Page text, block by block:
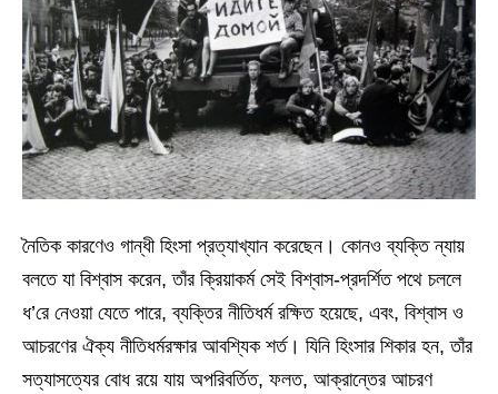
নৈতিক কারণেও গান্ধী হিংসা প্রত্যাখ্যান করেছেন। কোনও ব্যক্তি ন্যায়
বলতে যা বিশ্বাস করেন, তাঁর ক্রিয়াকর্ম সেই বিশ্বাস-প্রদর্শিত পথে চললে
ধ’রে নেওয়া যেতে পারে, ব্যক্তির নীতিধর্ম রক্ষিত হয়েছে, এবং, বিশ্বাস ও
আচরণের ঐক্য নীতিধর্মরক্ষার আবশ্যিক শর্ত। যিনি হিংসার শিকার হন, তাঁর
সত্যাসত্যের বোধ রয়ে যায় অপরিবর্তিত, ফলত, আক্রান্তের আচরণ